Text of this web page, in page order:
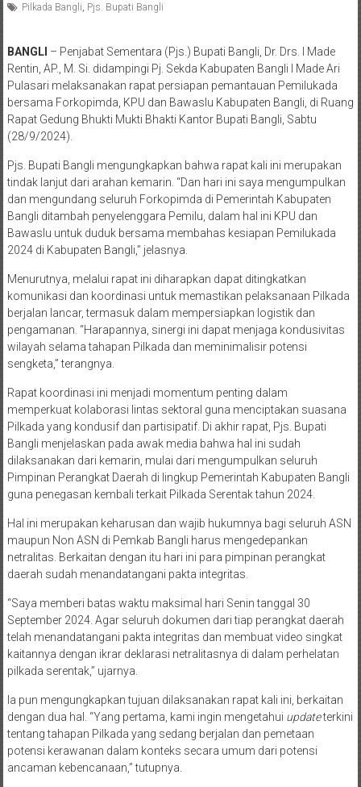
Pilkada Bangli Pjs. Bupati Bangli
BANGLI – Penjabat Sementara (Pjs.) Bupati Bangli, Dr. Drs. I Made
Rentin, AP., M. Si. didampingi Pj. Sekda Kabupaten Bangli I Made Ari
Pulasari melaksanakan rapat persiapan pemantauan Pemilukada
bersama Forkopimda, KPU dan Bawaslu Kabupaten Bangli, di Ruang
Rapat Gedung Bhukti Mukti Bhakti Kantor Bupati Bangli, Sabtu
(28/9/2024).
Pjs. Bupati Bangli mengungkapkan bahwa rapat kali ini merupakan
tindak lanjut dari arahan kemarin. “Dan hari ini saya mengumpulkan
dan mengundang seluruh Forkopimda di Pemerintah Kabupaten
Bangli ditambah penyelenggara Pemilu, dalam hal ini KPU dan
Bawaslu untuk duduk bersama membahas kesiapan Pemilukada
2024 di Kabupaten Bangli,” jelasnya.
Menurutnya, melalui rapat ini diharapkan dapat ditingkatkan
komunikasi dan koordinasi untuk memastikan pelaksanaan Pilkada
berjalan lancar, termasuk dalam mempersiapkan logistik dan
pengamanan. “Harapannya, sinergi ini dapat menjaga kondusivitas
wilayah selama tahapan Pilkada dan meminimalisir potensi
sengketa,” terangnya.
Rapat koordinasi ini menjadi momentum penting dalam
memperkuat kolaborasi lintas sektoral guna menciptakan suasana
Pilkada yang kondusif dan partisipatif. Di akhir rapat, Pjs. Bupati
Bangli menjelaskan pada awak media bahwa hal ini sudah
dilaksanakan dari kemarin, mulai dari mengumpulkan seluruh
Pimpinan Perangkat Daerah di lingkup Pemerintah Kabupaten Bangli
guna penegasan kembali terkait Pilkada Serentak tahun 2024.
Hal ini merupakan keharusan dan wajib hukumnya bagi seluruh ASN
maupun Non ASN di Pemkab Bangli harus mengedepankan
netralitas. Berkaitan dengan itu hari ini para pimpinan perangkat
daerah sudah menandatangani pakta integritas.
“Saya memberi batas waktu maksimal hari Senin tanggal 30
September 2024. Agar seluruh dokumen dari tiap perangkat daerah
telah menandatangani pakta integritas dan membuat video singkat
kaitannya dengan ikrar deklarasi netralitasnya di dalam perhelatan
pilkada serentak,” ujarnya.
Ia pun mengungkapkan tujuan dilaksanakan rapat kali ini, berkaitan
dengan dua hal. “Yang pertama, kami ingin mengetahui updateterkini
tentang tahapan Pilkada yang sedang berjalan dan pemetaan
potensi kerawanan dalam konteks secara umum dari potensi
ancaman kebencanaan,” tutupnya.